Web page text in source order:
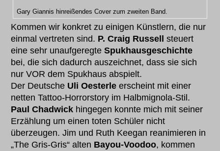
Gary Giannis hinreißendes Cover zum zweiten Band.
Kommen wir konkret zu einigen Künstlern, die nur
einmal vertreten sind. P. Craig Russell
steuert
eine sehr unaufgeregteSpukhausgeschichte
bei, die sich dadurch auszeichnet, dass sie sich
nur VOR dem Spukhaus abspielt.
Der Deutsche Uli Oesterle erscheint mit einer
netten Tattoo-Horrorstory im Halbmignola-Stil.
Paul Chadwick hingegen konnte mich mit seiner
Erzählung um einen toten Schüler nicht
überzeugen. Jim und Ruth Keegan reanimieren in
„The Gris-Gris“ alten Bayou-Voodoo, kommen